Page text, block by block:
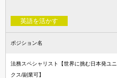
英語を活かす
ポジション名
法務スペシャリスト【世界に挑む日本発ユ
クス/副業可】